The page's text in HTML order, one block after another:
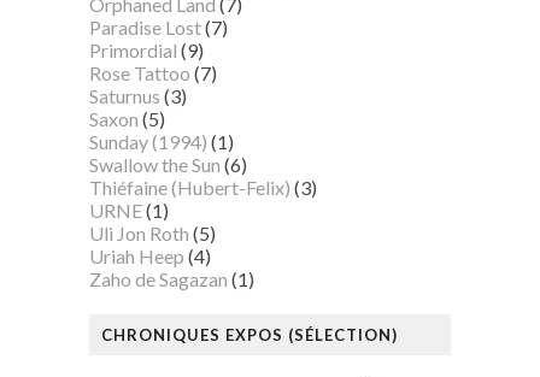
Paradise Lost(7)
Primordial (9)
Rose Tattoo (7)
Saturnus (3)
Saxon (5)
Sunday (1994) (1)
Swallow the Sun (6)
Thiéfaine (Hubert-Felix) (3)
URNE(1)
Uli Jon Roth (5)
Uriah Heep (4)
Zaho de Sagazan (1)
CHRONIQUES EXPOS (SÉLECTION)